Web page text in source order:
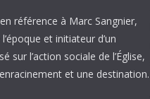
référence à Marc Sangnier,
et initiateur d’un
sur l’action sociale de l’Église,
et une destination.